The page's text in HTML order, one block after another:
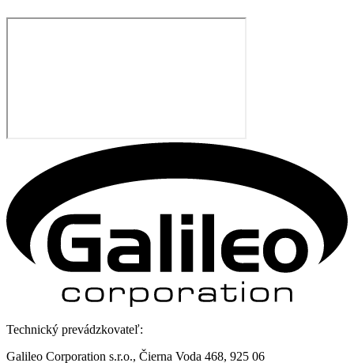
Technický prevádzkovateľ:
Galileo Corporation s.r.o., Čierna Voda 468, 925 06